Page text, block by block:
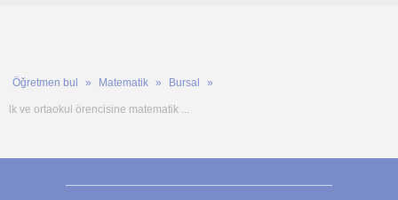
Öğretmen bul Matematik Bursal
lk ve ortaokul örencisine matematik ...